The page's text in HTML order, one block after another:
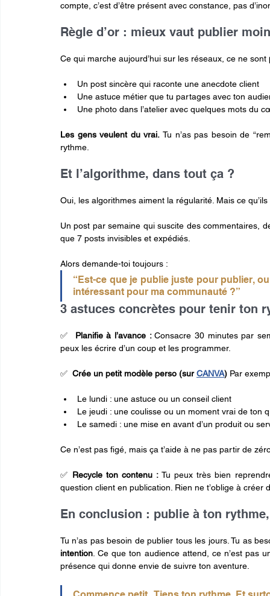
compte, c’est d’être présent avec constance, pas
Règle d’or : mieux vaut publier
Ce qui marche aujourd’hui sur les réseaux, ce ne sont
Un post sincère qui raconte une anecdote client
Une astuce métier que tu partages avec ton
Une photo dans l’atelier avec quelques mots du
Les gens veulent du vrai. Tu n’as pas besoin de
rythme.
Et l’algorithme, dans tout ça ?
Oui, les algorithmes aiment la régularité. Mais ce qu’ils
Un post par semaine qui suscite des commentaires,
que 7 posts invisibles et expédiés.
Alors demande-toi toujours :
“Est-ce que je publie juste pour publier,
intéressant pour ma communauté ?”
3 astuces concrètes pour tenir ton
✅ Planifie à l’avance : Consacre 30 minutes par
peux les écrire d’un coup et les programmer.
✅ Crée un petit modèle perso (sur CANVA) Par
Le lundi : une astuce ou un conseil client
Le jeudi : une coulisse ou un moment vrai de ton
Le samedi : une mise en avant d’un produit ou
Ce n’est pas figé, mais ça t’aide à ne pas partir de
✅ Recycle ton contenu : Tu peux très bien
question client en publication. Rien ne t’oblige à créer
En conclusion : publie à ton
Tu n’as pas besoin de publier tous les jours. Tu as
intention. Ce que ton audience attend, ce n’est pas
présence qui donne envie de suivre ton aventure.